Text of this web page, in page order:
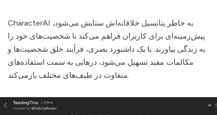
CharacterAI به خاطر پتانسیل خلاقانه‌اش ستایش می‌شود،
پیش‌زمینه‌ای برای کاربران فراهم می‌کند تا شخصیت‌های خود را
به زندگی بیاورند. با یک داشبورد بصری، فرآیند خلق شخصیت‌ها و
مکالمات مفید تسهیل می‌شود، درهایی به سمت استفاده‌های
متفاوت در طیف‌های مختلف بازمی‌کند.